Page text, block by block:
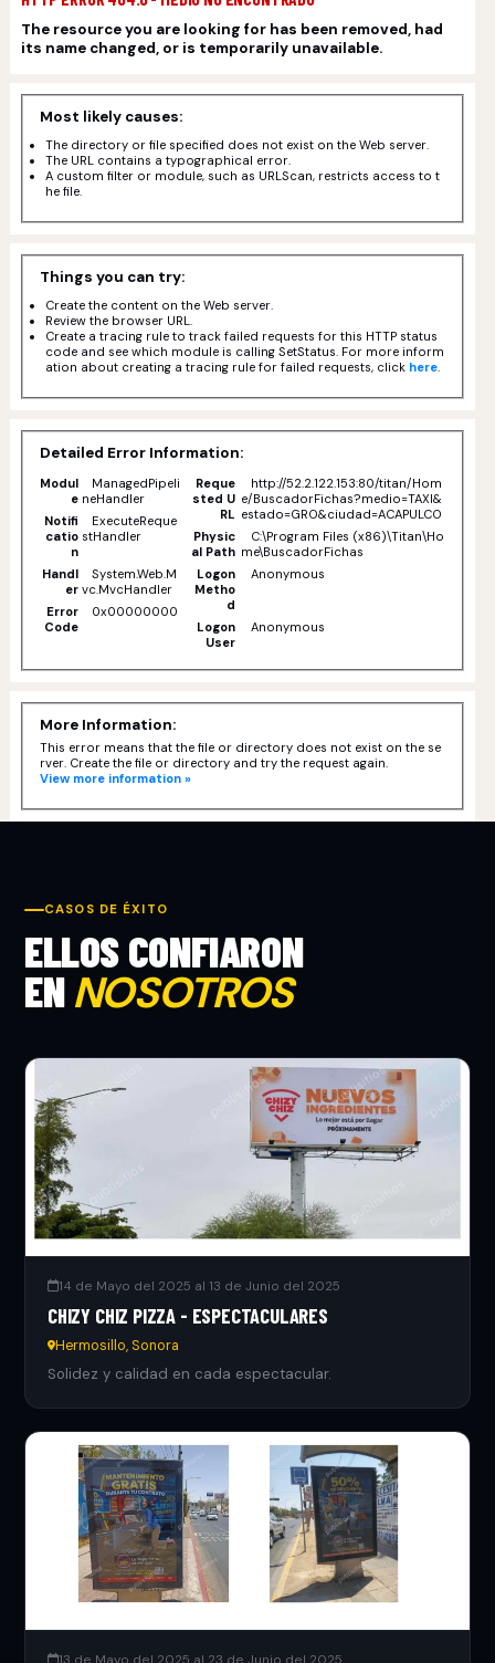
The resource you are looking for has been removed, had
its name changed, or is temporarily unavailable.
Most likely causes:
The directory or file specified does not exist on the Web server.
The URL contains a typographical error.
A custom filter or module, such as URLScan, restricts access to t
he file.
Things you can try:
Create the content on the Web server.
Review the browser URL.
Create a tracing rule to track failed requests for this HTTP status
code and see which module is calling SetStatus. For more inform
ation about creating a tracing rule for failed requests, click here.
Detailed Error Information:
Modul
e
ManagedPipeli
neHandler
Notifi
catio
n
ExecuteReque
stHandler
Handl
er
System.Web.M
vc.MvcHandler
Error
Code
0x00000000
Reque
sted U
RL
http://52.2.122.153:80/titan/Hom
e/BuscadorFichas?medio=TAXI&
estado=GRO&ciudad=ACAPULCO
Physic
al Path
C:\Program Files (x86)\Titan\Ho
me\BuscadorFichas
Logon
Metho
d
Anonymous
Logon
User
Anonymous
More Information:
This error means that the file or directory does not exist on the se
rver. Create the file or directory and try the request again.
View more information »
CASOS DE ÉXITO
ELLOS CONFIARON
ENNOSOTROS
14 de Mayo del 2025 al 13 de Junio del 2025
CHIZY CHIZ PIZZA - ESPECTACULARES
Hermosillo, Sonora
Solidez y calidad en cada espectacular.